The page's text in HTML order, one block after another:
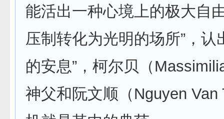
能活出一种心境上的极大自
压制转化为光明的场所”，认
的安息”，柯尔贝（
神父和阮文顺（Nguyen Van